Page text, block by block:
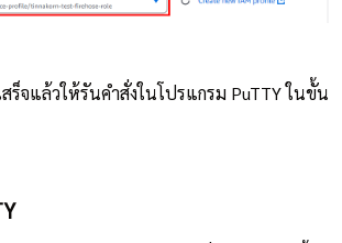
สร็จแล้วให้รันคำสั่งในโปรแกรม PuTTY ในขั้น